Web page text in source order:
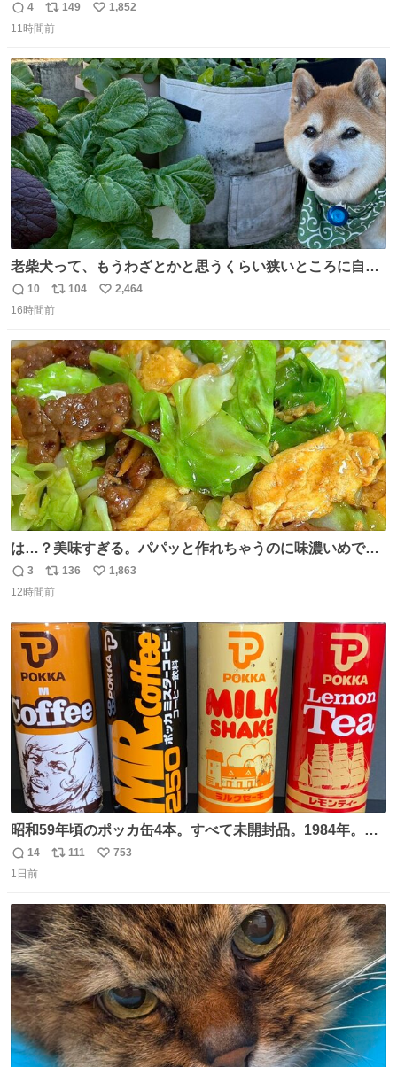
返
信
4
リ
ポ
ト
数
149
い
数
1,852
11時間前
老柴犬って、もうわざとかと思うくらい狭いところに自ら
はまりにいくじゃないですか？ 今朝ガーデニングしてる飼
い主の間にはまってきて、最高に可愛かった♥️
返
信
10
リ
ポ
ト
数
104
い
数
2,464
16時間前
は…？美味すぎる。パパッと作れちゃうのに味濃いめで満
足感エグいの天才だろ🥹
返
信
3
リ
ポ
ト
数
136
い
数
1,863
12時間前
昭和59年頃のポッカ缶4本。すべて未開封品。1984年。P
マーク。昭和レトロ！
返
信
14
リ
ト
数
111
い
数
753
1日前